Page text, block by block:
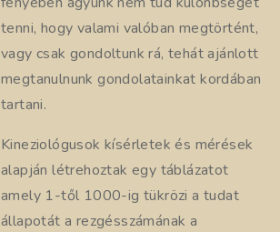
tenni, hogy valami valóban megtörtént,
vagy csak gondoltunk rá, tehát ajánlott
megtanulnunk gondolatainkat kordában
tartani.
Kineziológusok kísérletek és mérések
alapján létrehoztak egy táblázatot
amely 1-től 1000-ig tükrözi a tudat
állapotát a rezgésszámának a